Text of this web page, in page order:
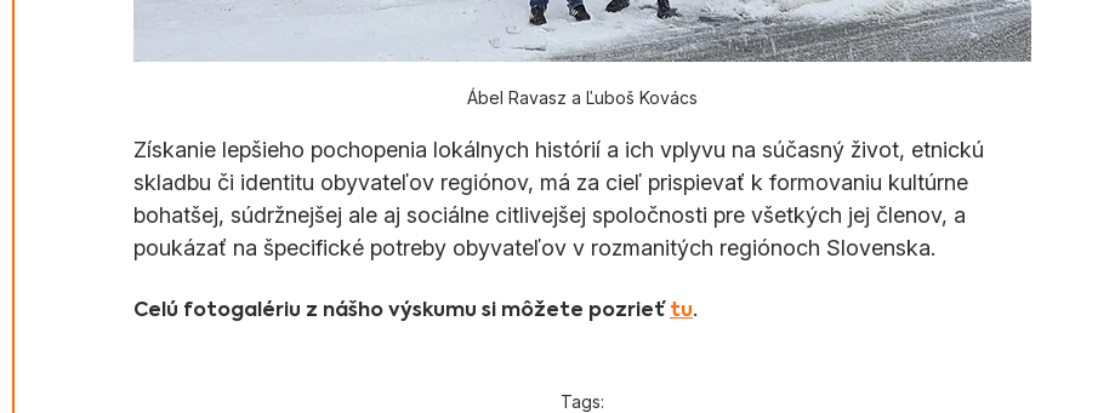
Ábel Ravasz a Ľuboš Kovács
Získanie lepšieho pochopenia lokálnych histórií a ich vplyvu na súčasný život, etnickú
skladbu či identitu obyvateľov regiónov, má za cieľ prispievať k formovaniu kultúrne
bohatšej, súdržnejšej ale aj sociálne citlivejšej spoločnosti pre všetkých jej členov, a
poukázať na špecifické potreby obyvateľov v rozmanitých regiónoch Slovenska.
Celú fotogalériu z nášho výskumu si môžete pozrieť tu.
Tags: